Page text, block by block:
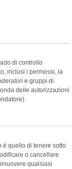
di controllo
inclusi i permessi, la
e gruppi di
delle autorizzazioni
è quello di tenere sotto
o cancellare
qualsiasi